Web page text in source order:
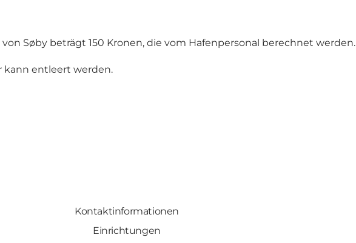
Søby beträgt 150 Kronen, die vom Hafenpersonal berechnet werden.
kann entleert werden.
Kontaktinformationen
Einrichtungen